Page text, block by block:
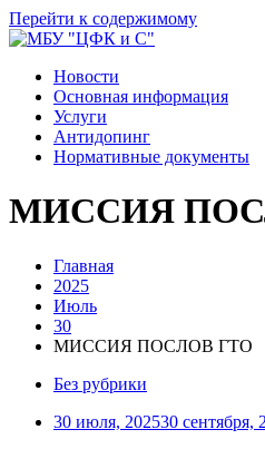
Перейти к содержимому
Новости
Основная информация
Услуги
Антидопинг
Нормативные документы
МИССИЯ
Главная
2025
Июль
30
МИССИЯ ПОСЛОВ ГТО
Без рубрики
30 июля, 202530 сентября,